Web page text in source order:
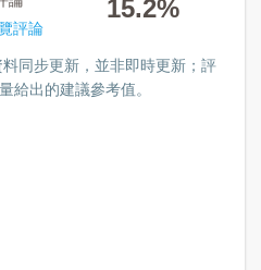
評論
15.2%
同步更新，並非即時更新；評
給出的建議參考值。